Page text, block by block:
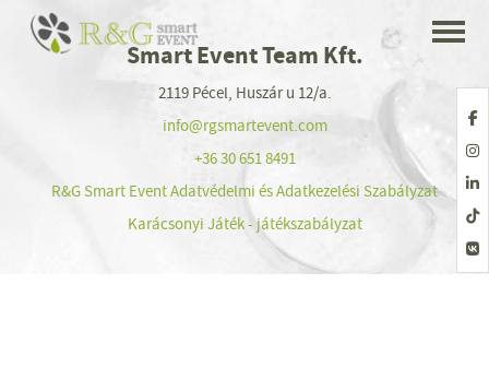
Smart Event Team Kft.
2119 Pécel, Huszár u 12/a.
info@rgsmartevent.com
+36 30 651 8491
R&G Smart Event Adatvédelmi és Adatkezelési Szabályzat
Karácsonyi Játék - játékszabályzat